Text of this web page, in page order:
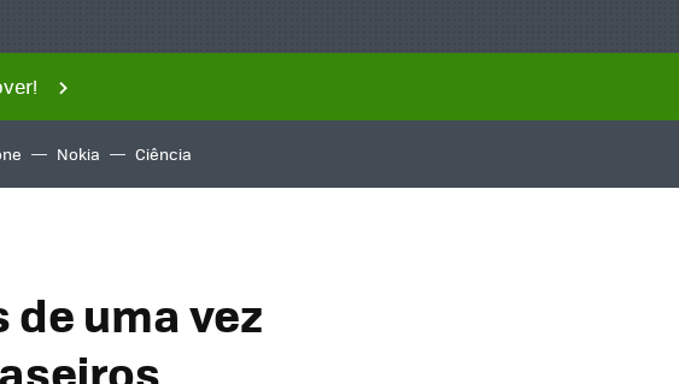
Nokia Ciência
uma vez